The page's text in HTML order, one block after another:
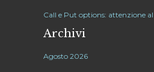
Call e Put options: attenzione
Archivi
Agosto 2026